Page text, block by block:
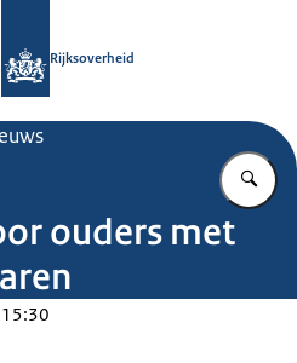
Rijksoverheid
ouders met